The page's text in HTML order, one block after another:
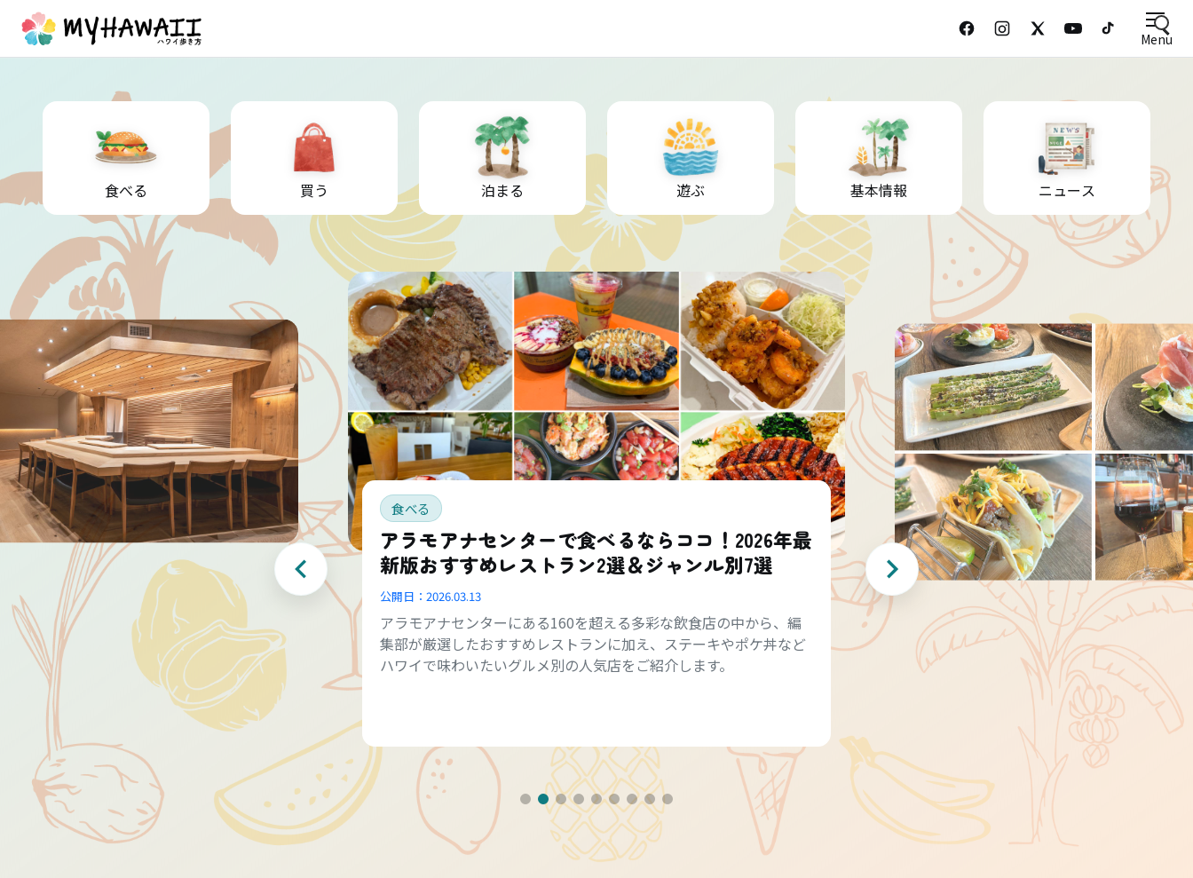
Menu
食べる 買う 泊まる 遊ぶ 基本情報 ニュース
食べる
アラモアナセンターで食べるならココ！2026年最
新版おすすめレストラン2選＆ジャンル別7選
公開日： 2026.03.13
アラモアナセンターにある160を超える多彩な飲食店の中から、編
集部が厳選したおすすめレストランに加え、ステーキやポケ丼など
ハワイで味わいたいグルメ別の人気店をご紹介します。